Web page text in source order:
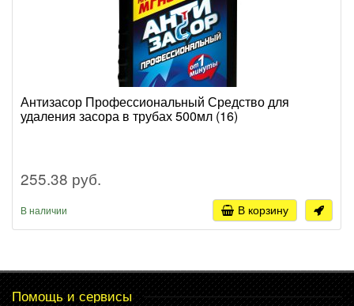
Антизасор Профессиональный Средство для
удаления засора в трубах 500мл (16)
255.38 руб.
В наличии В корзину
Помощь и сервисы